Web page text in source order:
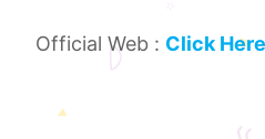
Official Web : Click Here